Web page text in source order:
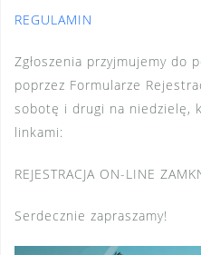
REGULAMIN
Zgłoszenia przyjmujemy do
poprzez Formularze
sobotę i drugi na niedzielę,
linkami:
REJESTRACJA ON-LINE
Serdecznie zapraszamy!